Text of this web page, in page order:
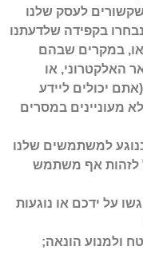
לעסק שלנו
בקפידה שלדעתנו
או, במקרים שבהם
האלקטרוני, או
יכולים ליידע
מעוניינים במסרים
למשתמשים שלנו
לזהות אף משתמש
על ידכם או נוגעות
ולמנוע הונאה;